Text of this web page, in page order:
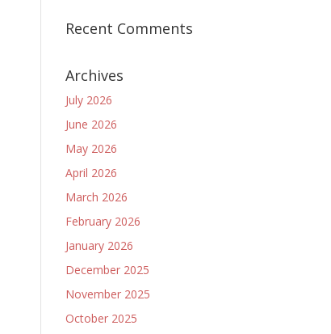
Recent Comments
Archives
July 2026
June 2026
May 2026
April 2026
March 2026
February 2026
January 2026
December 2025
November 2025
October 2025